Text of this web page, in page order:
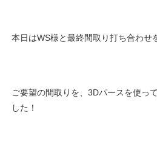
本日はWS様と最終間取り打ち合わせ
ご要望の間取りを、3Dパースを使っ
した！